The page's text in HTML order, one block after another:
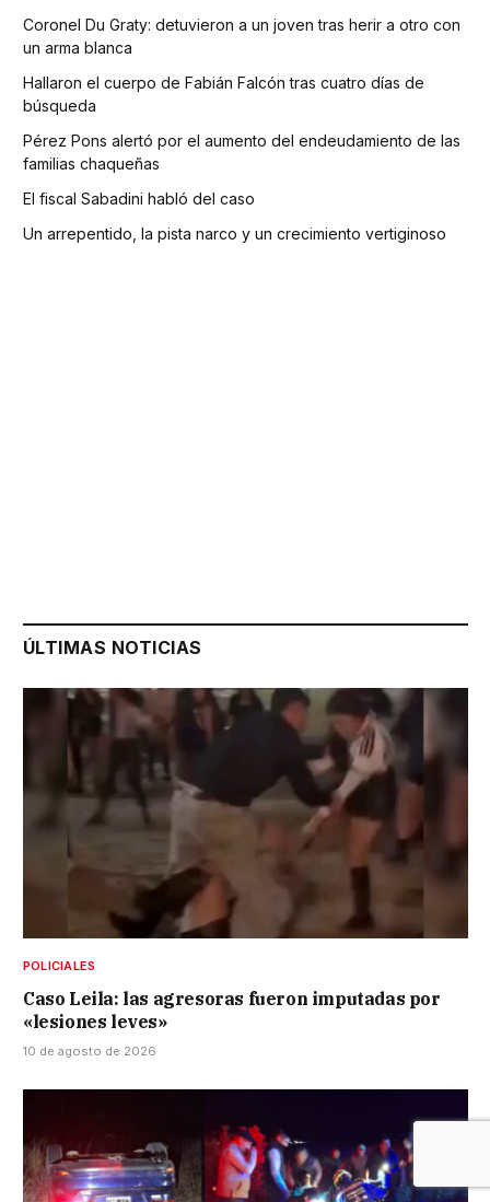
Coronel Du Graty: detuvieron a un joven tras herir a otro con
un arma blanca
Hallaron el cuerpo de Fabián Falcón tras cuatro días de
búsqueda
Pérez Pons alertó por el aumento del endeudamiento de las
familias chaqueñas
El fiscal Sabadini habló del caso
Un arrepentido, la pista narco y un crecimiento vertiginoso
ÚLTIMAS NOTICIAS
POLICIALES
Caso Leila: las agresoras fueron imputadas por
«lesiones leves»
10 de agosto de 2026